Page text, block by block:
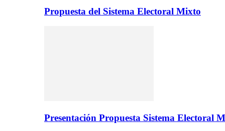
Propuesta del Sistema Electoral Mixto
Presentación Propuesta Sistema Electoral